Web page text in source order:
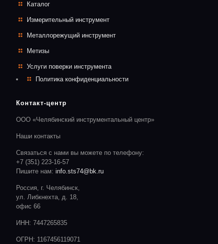
Каталог
Измерительный инструмент
Металлорежущий инструмент
Метизы
Услуги поверки инструмента
Политика конфиденциальности
Контакт-центр
ООО «Челябинский инструментальный центр»
Наши контакты
Связаться с нами вы можете по телефону:
+7 (351) 223-16-57
Пишите нам: info.sts74@bk.ru
Россия, г. Челябинск,
ул. Либкнехта, д. 18,
офис 66
ИНН: 7447265835
ОГРН: 1167456119071